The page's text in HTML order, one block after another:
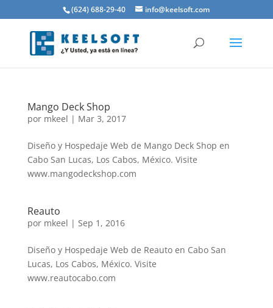
(624) 688-29-40 info@keelsoft.com
Mango Deck Shop
por mkeel | Mar 3, 2017
Diseño y Hospedaje Web de Mango Deck Shop en
Cabo San Lucas, Los Cabos, México. Visite
www.mangodeckshop.com
Reauto
por mkeel | Sep 1, 2016
Diseño y Hospedaje Web de Reauto en Cabo San
Lucas, Los Cabos, México. Visite
www.reautocabo.com